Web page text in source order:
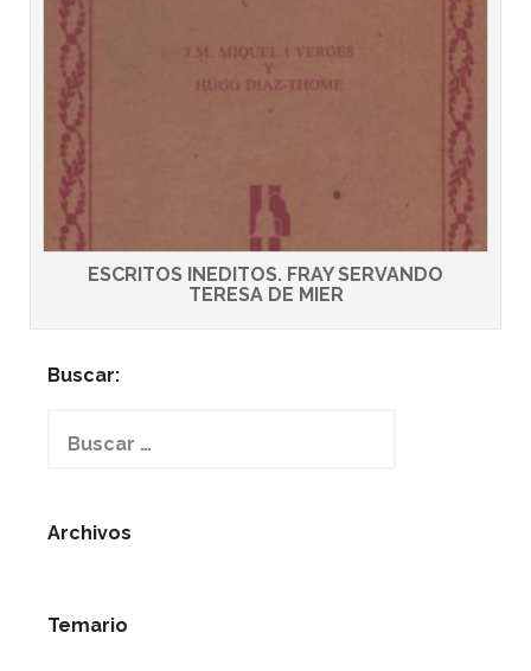
ESCRITOS INEDITOS. FRAY SERVANDO
TERESA DE MIER
Buscar:
Archivos
Temario